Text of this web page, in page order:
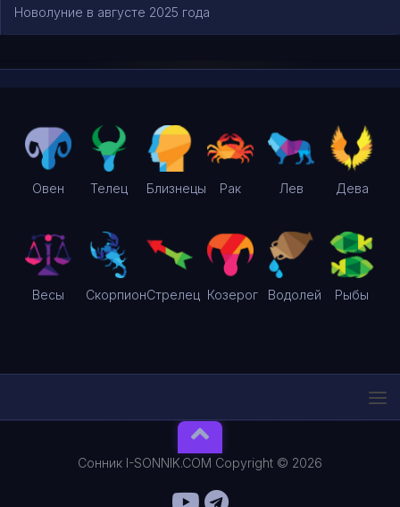
Новолуние в августе 2025 года
Овен Телец Близнецы Рак Лев Дева
Весы СкорпионСтрелец Козерог Водолей Рыбы
Сонник I-SONNIK.COM Copyright © 2026